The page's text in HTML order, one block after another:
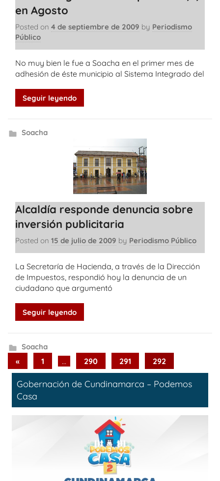
en Agosto
Posted on 4 de septiembre de 2009 by Periodismo
Público
No muy bien le fue a Soacha en el primer mes de
adhesión de éste municipio al Sistema Integrado del
Seguir leyendo
Soacha
Alcaldía responde denuncia sobre
inversión publicitaria
Posted on 15 de julio de 2009 by Periodismo Público
La Secretaría de Hacienda, a través de la Dirección
de Impuestos, respondió hoy la denuncia de un
ciudadano que argumentó
Seguir leyendo
Soacha
Paginación
de
entradas
«Previous
Posts
1 … 290 291 292
Gobernación de Cundinamarca – Podemos
Casa